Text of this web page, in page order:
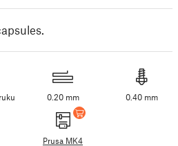
0.20 mm 0.40 mm
Prusa MK4